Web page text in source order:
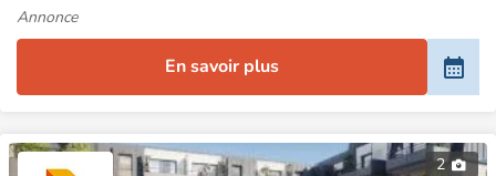
Annonce
En savoir plus
2